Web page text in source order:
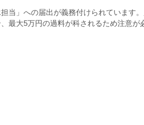
当」への届出が義務付けられています
最大5万円の過料が科されるため注意が